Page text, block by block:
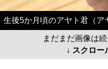
生後5か月頃のアヤト君（ア
まだまだ画像は
↓ スクロー